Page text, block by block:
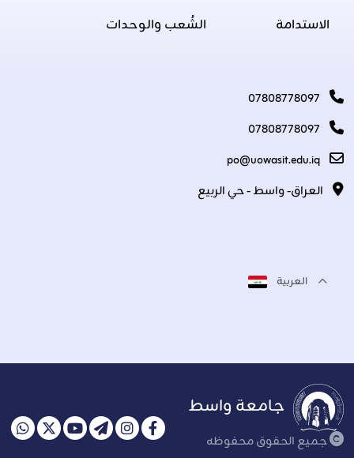
الاستدامة
الشُعب والوحدات
07808778097
07808778097
po@uowasit.edu.iq
العراق- واسط - حي الربيع
العربية
جامعة واسط
جميع الحقوق محفوظه